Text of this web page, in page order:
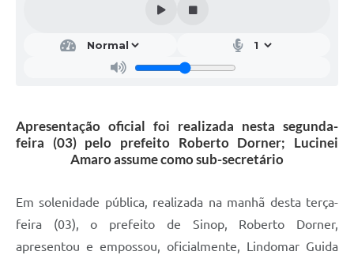
Apresentação oficial foi realizada nesta segunda-
feira (03) pelo prefeito Roberto Dorner; Lucinei
Amaro assume como sub-secretário
Em solenidade pública, realizada na manhã desta terça-
feira (03), o prefeito de Sinop, Roberto Dorner,
apresentou e empossou, oficialmente, Lindomar Guida